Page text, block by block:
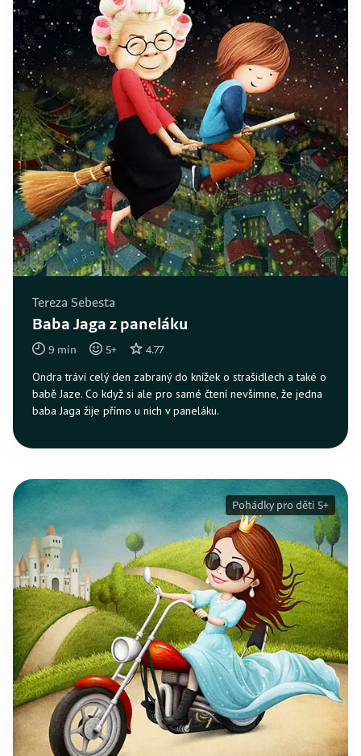
Tereza Sebesta
Baba Jaga z paneláku
9 min 5+ 4.77
Ondra tráví celý den zabraný do knížek o strašidlech a také o
babě Jaze. Co když si ale pro samé čtení nevšimne, že jedna
baba Jaga žije přímo u nich v paneláku.
Pohádky pro děti 5+